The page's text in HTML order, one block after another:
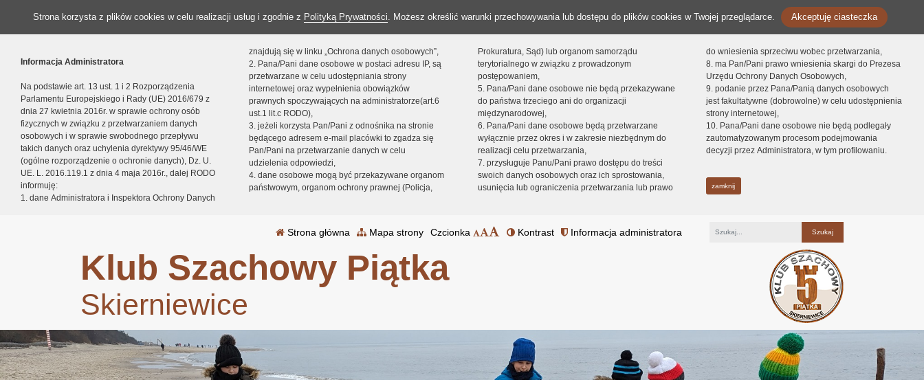
Strona korzysta z plików cookies w celu realizacji usług i zgodnie z Polityką Prywatności. Możesz określić warunki przechowywania lub dostępu do plików cookies w Twojej przeglądarce. Akceptuję ciasteczka
Informacja Administratora
Na podstawie art. 13 ust. 1 i 2 Rozporządzenia
Parlamentu Europejskiego i Rady (UE) 2016/679 z
dnia 27 kwietnia 2016r. w sprawie ochrony osób
fizycznych w związku z przetwarzaniem danych
osobowych i w sprawie swobodnego przepływu
takich danych oraz uchylenia dyrektywy 95/46/WE
(ogólne rozporządzenie o ochronie danych), Dz. U.
UE. L. 2016.119.1 z dnia 4 maja 2016r., dalej RODO
informuję:
1. dane Administratora i Inspektora Ochrony Danych
znajdują się w linku „Ochrona danych osobowych”,
2. Pana/Pani dane osobowe w postaci adresu IP, są
przetwarzane w celu udostępniania strony
internetowej oraz wypełnienia obowiązków
prawnych spoczywających na administratorze(art.6
ust.1 lit.c RODO),
3. jeżeli korzysta Pan/Pani z odnośnika na stronie
będącego adresem e-mail placówki to zgadza się
Pan/Pani na przetwarzanie danych w celu
udzielenia odpowiedzi,
4. dane osobowe mogą być przekazywane organom
państwowym, organom ochrony prawnej (Policja,
Prokuratura, Sąd) lub organom samorządu
terytorialnego w związku z prowadzonym
postępowaniem,
5. Pana/Pani dane osobowe nie będą przekazywane
do państwa trzeciego ani do organizacji
międzynarodowej,
6. Pana/Pani dane osobowe będą przetwarzane
wyłącznie przez okres i w zakresie niezbędnym do
realizacji celu przetwarzania,
7. przysługuje Panu/Pani prawo dostępu do treści
swoich danych osobowych oraz ich sprostowania,
usunięcia lub ograniczenia przetwarzania lub prawo
do wniesienia sprzeciwu wobec przetwarzania,
8. ma Pan/Pani prawo wniesienia skargi do Prezesa
Urzędu Ochrony Danych Osobowych,
9. podanie przez Pana/Panią danych osobowych
jest fakultatywne (dobrowolne) w celu udostępnienia
strony internetowej,
10. Pana/Pani dane osobowe nie będą podlegały
zautomatyzowanym procesom podejmowania
decyzji przez Administratora, w tym profilowaniu.
zamknij
Strona główna Mapa strony Czcionka Kontrast Informacja administratora
Klub Szachowy Piątka
Skierniewice